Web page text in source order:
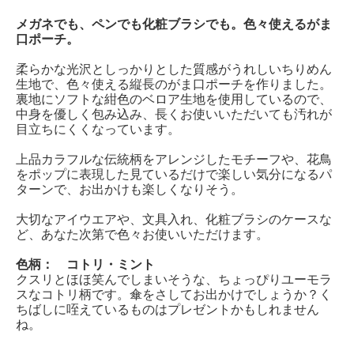
メガネでも、ペンでも化粧ブラシでも。色々使えるがま
口ポーチ。
柔らかな光沢としっかりとした質感がうれしいちりめん
生地で、色々使える縦長のがま口ポーチを作りました。
裏地にソフトな紺色のベロア生地を使用しているので、
中身を優しく包み込み、長くお使いいただいても汚れが
目立ちにくくなっています。
上品カラフルな伝統柄をアレンジしたモチーフや、花鳥
をポップに表現した見ているだけで楽しい気分になるパ
ターンで、お出かけも楽しくなりそう。
大切なアイウエアや、文具入れ、化粧ブラシのケースな
ど、あなた次第で色々お使いいただけます。
色柄： コトリ・ミント
クスリとほほ笑んでしまいそうな、ちょっぴりユーモラ
スなコトリ柄です。傘をさしてお出かけでしょうか？く
ちばしに咥えているものはプレゼントかもしれません
ね。